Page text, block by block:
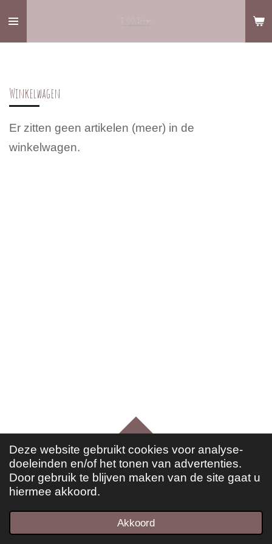
Deze website gebruikt cookies voor analyse-
doeleinden en/of het tonen van advertenties.
Door gebruik te blijven maken van de site gaat u
hiermee akkoord.
Akkoord
Ga
hoofdinhoud
Winkelwagen
Er zitten geen artikelen (meer) in de
winkelwagen.
TOP
© 2021 ESSFotografie
Telefoonnummer Kaart